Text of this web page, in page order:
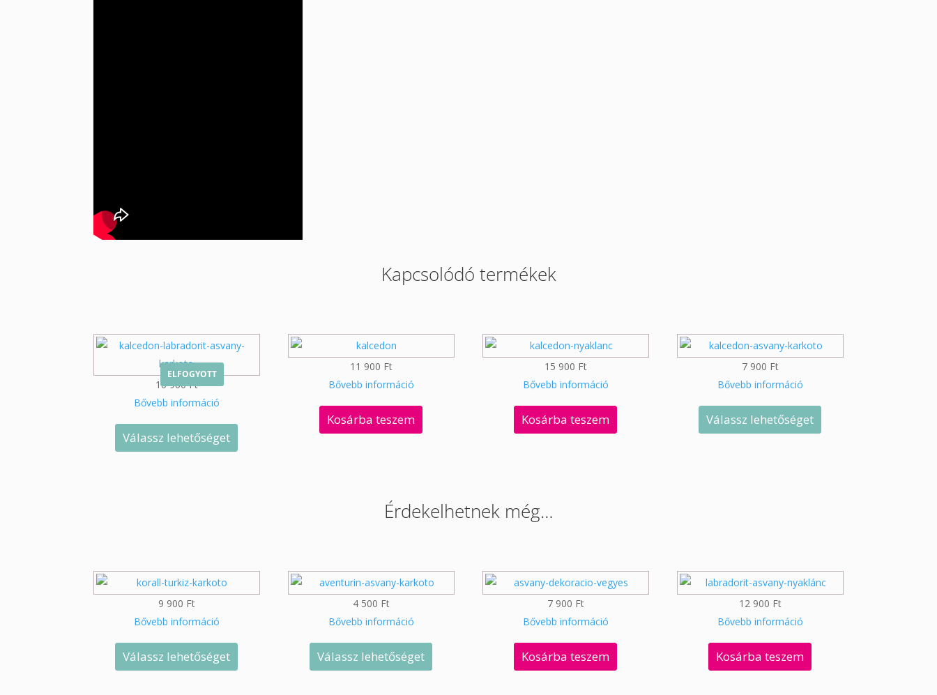
Kapcsolódó termékek
ELFOGYOTT
10 900Ft
Bővebb információ
Válassz lehetőséget
11 900 Ft
Bővebb információ
Kosárba teszem
15 900 Ft
Bővebb információ
Kosárba teszem
7 900 Ft
Bővebb információ
Válassz lehetőséget
Érdekelhetnek még…
9 900 Ft
Bővebb információ
Válassz lehetőséget
4 500 Ft
Bővebb információ
Válassz lehetőséget
7 900 Ft
Bővebb információ
Kosárba teszem
12 900 Ft
Bővebb információ
Kosárba teszem